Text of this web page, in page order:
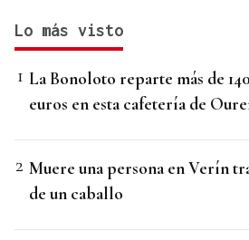
Lo más visto
La Bonoloto reparte más de
euros en esta cafetería de
Muere una persona en Verín
de un caballo